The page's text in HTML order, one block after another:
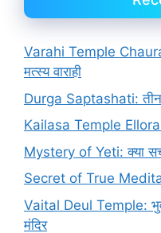
Varahi Temple
मत्स्य वाराही
Durga Saptashati: तीन
Kailasa Temple Ellora |
Mystery of Yeti: क्या सच
Secret of True
Vaital Deul Temple:
मंदिर